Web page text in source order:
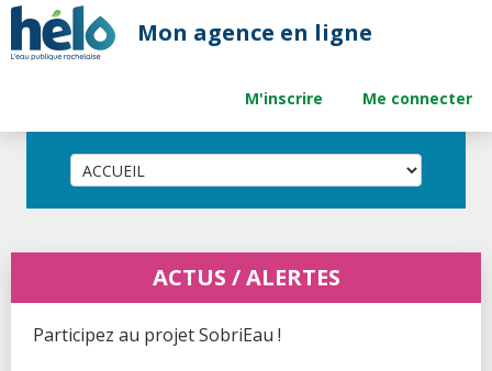
M'inscrire Me connecter
Participez au projet SobriEau ! (